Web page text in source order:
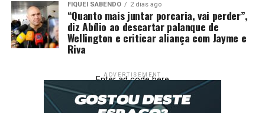
FIQUEI SABENDO 2 dias ago
“Quanto mais juntar porcaria, vai perder”,
diz Abílio ao descartar palanque de
Wellington e criticar aliança com Jayme e
Riva
ADVERTISEMENT
Enter ad code here